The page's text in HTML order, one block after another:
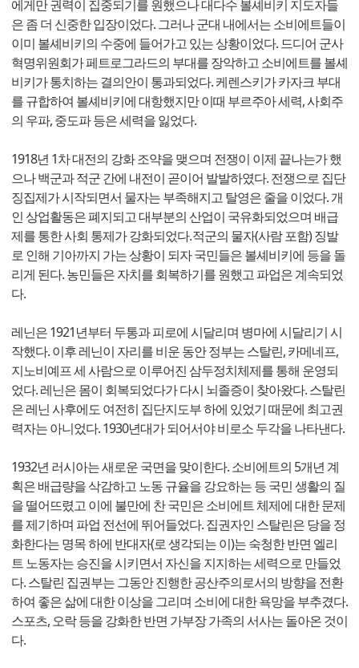
에게만 권력이 집중되기를 원했으나 대다수 볼셰비키 지도자들
은 좀 더 신중한 입장이었다. 그러나 군대 내에서는 소비에트들이
이미 볼셰비키의 수중에 들어가고 있는 상황이었다. 드디어 군사
혁명위원회가 페트로그라드의 부대를 장악하고 소비에트를 볼셰
비키가 통치하는 결의안이 통과되었다. 케렌스키가 카자크 부대
를 규합하여 볼셰비키에 대항했지만 이때 부르주아 세력, 사회주
의 우파, 중도파 등은 세력을 잃었다.
1918년 1차 대전의 강화 조약을 맺으며 전쟁이 이제 끝나는가 했
으나 백군과 적군 간에 내전이 곧이어 발발하였다. 전쟁으로 집단
징집제가 시작되면서 물자는 부족해지고 탈영은 줄을 이었다. 개
인 상업활동은 폐지되고 대부분의 산업이 국유화되었으며 배급
제를 통한 사회 통제가 강화되었다. 적군의 물자(사람 포함) 징발
로 인해 기아까지 가는 상황이 되자 국민들은 볼셰비키에 등을 돌
리게 된다. 농민들은 자치를 회복하기를 원했고 파업은 계속되었
다.
레닌은 1921년부터 두통과 피로에 시달리며 병마에 시달리기 시
작했다. 이후 레닌이 자리를 비운 동안 정부는 스탈린, 카메네프,
지노비예프 세 사람으로 이루어진 삼두정치체제를 통해 운영되
었다. 레닌은 몸이 회복되었다가 다시 뇌졸증이 찾아왔다. 스탈린
은 레닌 사후에도 여전히 집단지도부 하에 있었기 때문에 최고권
력자는 아니었다. 1930년대가 되어서야 비로소 두각을 나타낸다.
1932년 러시아는 새로운 국면을 맞이한다. 소비에트의 5개년 계
획은 배급량을 삭감하고 노동 규율을 강요하는 등 국민 생활의 질
을 떨어뜨렸고 이에 불만에 찬 국민은 소비에트 체제에 대한 문제
를 제기하며 파업 전선에 뛰어들었다. 집권자인 스탈린은 당을 정
화한다는 명목 하에 반대자(로 생각되는 이)는 숙청한 반면 엘리
트 노동자는 승진을 시키면서 자신을 지지하는 세력으로 만들었
다. 스탈린 집권부는 그동안 진행한 공산주의로서의 방향을 전환
하여 좋은 삶에 대한 이상을 그리며 소비에 대한 욕망을 부추겼다.
스포츠, 오락 등을 강화한 반면 가부장 가족의 서사는 돌아온 것이
다.